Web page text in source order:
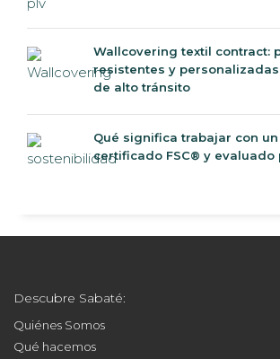
Wallcovering textil contract:
resistentes y
de alto tránsito
Qué significa trabajar con
certificado FSC® y evaluado
Descubre Sabaté:
Quiénes Somos
Qué hacemos